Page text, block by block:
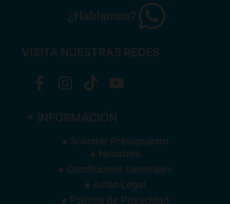
¿Hablamos?
VISITA NUESTRAS REDES
+ INFORMACIÓN
● Solicitar Presupuesto
● Nosotros
● Condiciones Generales
● Aviso Legal
● Política de Privacidad